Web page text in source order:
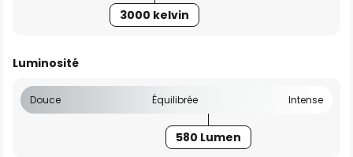
3000 kelvin
Luminosité
Douce Équilibrée Intense
580 Lumen